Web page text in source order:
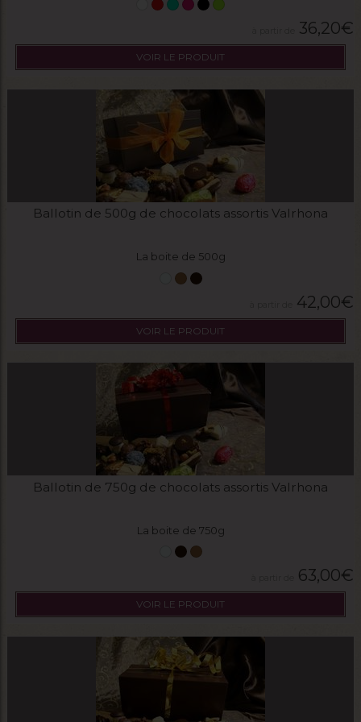
36,20€
VOIR LE PRODUIT
Ballotin de 500g de chocolats assortis Valrhona
La boite de 500g
42,00€
VOIR LE PRODUIT
Ballotin de 750g de chocolats assortis Valrhona
La boite de 750g
63,00€
VOIR LE PRODUIT